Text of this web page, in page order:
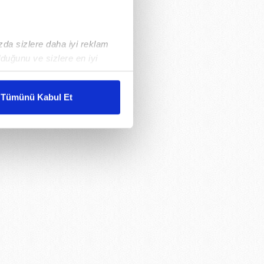
sizlere daha iyi reklam
ve sizlere en iyi
karşılamak
gösterilmeyecektir."
kullanılmaktadır. Bu
sunulması
ve sizlere yönelik
ve sitemizde ilgili
Tümünü Kabul Et